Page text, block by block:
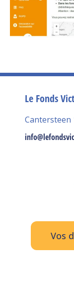
Le Fonds
Cantersteen
Vos